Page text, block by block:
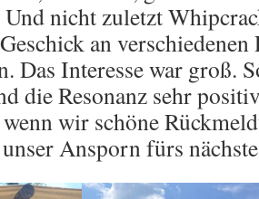
nicht zuletzt
an verschiedenen
Das Interesse war groß.
die Resonanz sehr
wir schöne
Ansporn fürs